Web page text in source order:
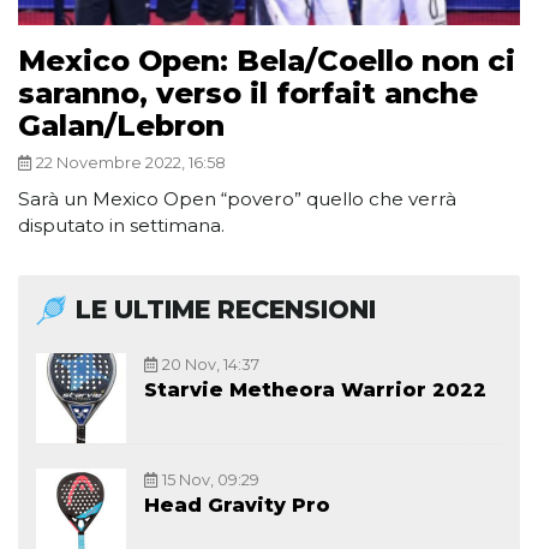
Mexico Open: Bela/Coello non ci
saranno, verso il forfait anche
Galan/Lebron
22 Novembre 2022, 16:58
Sarà un Mexico Open “povero” quello che verrà
disputato in settimana.
LE ULTIME RECENSIONI
20 Nov, 14:37
Starvie Metheora Warrior 2022
15 Nov, 09:29
Head Gravity Pro